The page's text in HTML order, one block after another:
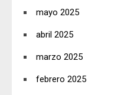
mayo 2025
abril 2025
marzo 2025
febrero 2025